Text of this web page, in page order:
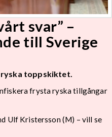
svar” –
till Sverige
toppskiktet.
frysta ryska tillgångar
Ulf Kristersson (M) – vill se